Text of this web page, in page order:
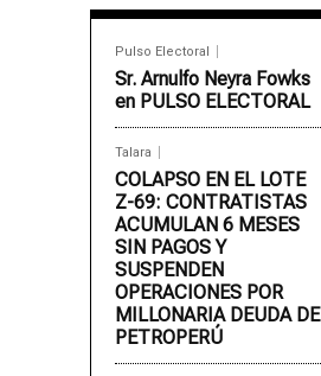
Pulso Electoral
Sr. Arnulfo Neyra Fowks
en PULSO ELECTORAL
Talara
COLAPSO EN EL LOTE
Z-69: CONTRATISTAS
ACUMULAN 6 MESES
SIN PAGOS Y
SUSPENDEN
OPERACIONES POR
MILLONARIA DEUDA DE
PETROPERÚ